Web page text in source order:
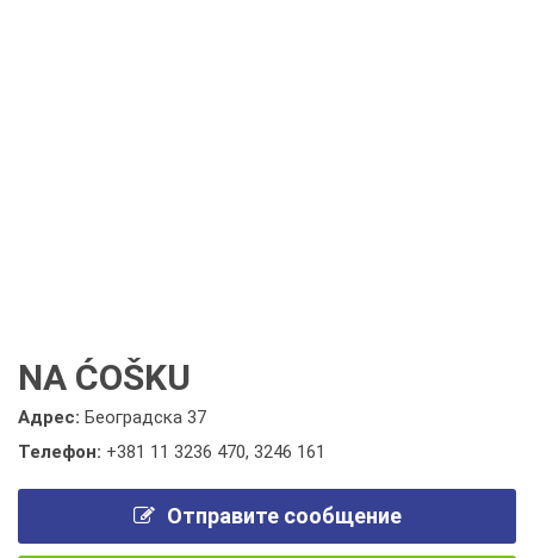
NA ĆOŠKU
Адрес: Београдска 37
Телефон: +381 11 3236 470, 3246 161
Отправите сообщение